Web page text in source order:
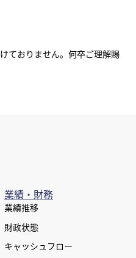
fa-bo
ておりません。何卒ご理解賜
業績・財務
業績推移
財政状態
キャッシュフロー